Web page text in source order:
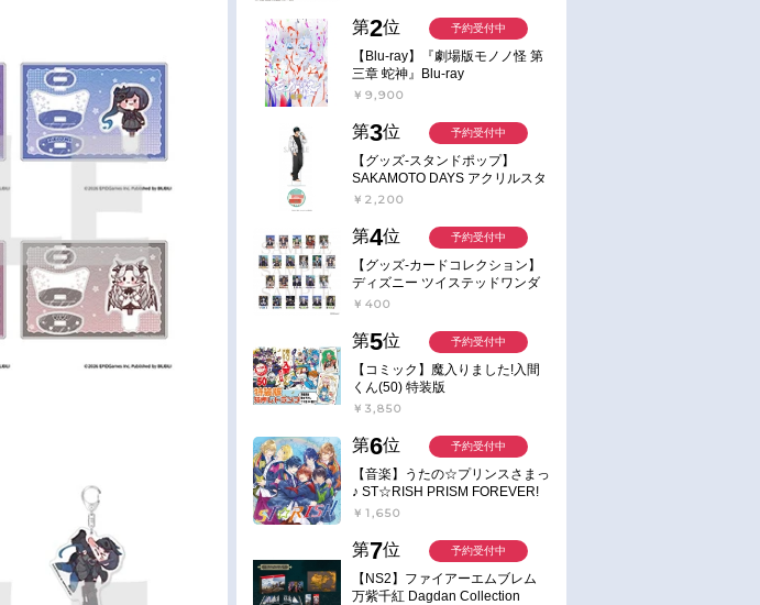
第2位
【Blu-ray】『劇場版モノノ怪 第
三章 蛇神』Blu-ray
￥9,900
予約受付中
第3位
【グッズ-スタンドポップ】
SAKAMOTO DAYS アクリルスタ
ンド～Sunny Afternoon～ 4.南雲
￥2,200
予約受付中
第4位
【グッズ-カードコレクション】
ディズニー ツイステッドワンダ
ーランド ランダムカードコレク
￥400
予約受付中
第5位
【コミック】魔入りました!入間
くん(50) 特装版
￥3,850
予約受付中
第6位
【音楽】うたの☆プリンスさまっ
♪ ST☆RISH PRISM FOREVER!
￥1,650
予約受付中
第7位
【NS2】ファイアーエムブレム
万紫千紅 Dagdan Collection
予約受付中